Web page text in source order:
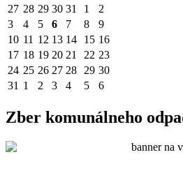
27 28 29 30 31 1
2
3
4 5 6 7 8
9
10 11 12 13 14 15 16
17 18 19 20 21 22 23
24 25 26 27 28 29 30
31 1 2 3 4 5 6
Zber komunálneho